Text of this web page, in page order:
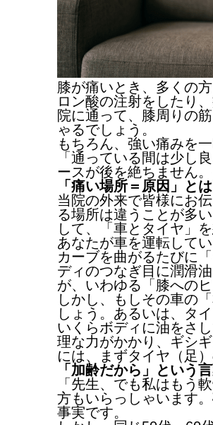
膝が痛いとき、多くの
ロン酸の注射をしたり
院に通って、膝周りの
ゃるでしょう。
もちろん、強い痛みを
「通っている間は少し
ースが後を絶ちません
「痛い場所＝原因」と
当院の外来で皆様にお
る場所は違うことが多
して、「車とタイヤ」
あなたが車を運転して
カーブを曲がるたびに
ディのつなぎ目に潤滑
が、いわゆる「膝への
しかし、もしその車の
しょう。あるいは、タ
いくらボディに油をさ
理な力がかかり、ギシ
には、まずタイヤ（足
「加齢だから」という
「先生、でも私はもう
方もいらっしゃいます
事実です。